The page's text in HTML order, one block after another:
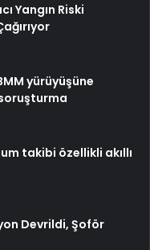
Yangın Riski
yürüyüşüne
takibi özellikli akıllı
Devrildi, Şoför